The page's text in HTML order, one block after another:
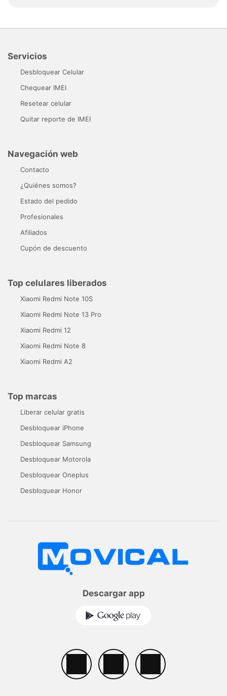
Servicios
Desbloquear Celular
Chequear IMEI
Resetear celular
Quitar reporte de IMEI
Navegación web
Contacto
¿Quiénes somos?
Estado del pedido
Profesionales
Afiliados
Cupón de descuento
Top celulares liberados
Xiaomi Redmi Note 10S
Xiaomi Redmi Note 13 Pro
Xiaomi Redmi 12
Xiaomi Redmi Note 8
Xiaomi Redmi A2
Top marcas
Liberar celular gratis
Desbloquear iPhone
Desbloquear Samsung
Desbloquear Motorola
Desbloquear Oneplus
Desbloquear Honor
Descargar app